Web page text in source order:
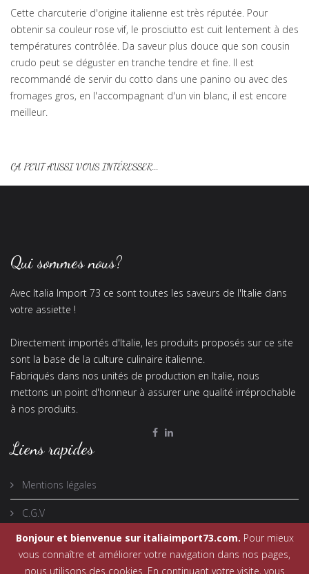
Cette charcuterie d'origine italienne est très réputée. Pour
obtenir sa couleur rose vif, le prosciutto est cuit lentement à des
températures contrôlée. Da saveur plus douce que son cousin
crudo peut se déguster en tranche tendre et fine. Il est
recommandé de servir du cotto dans une panino ou avec des
fromages gros, en l'accompagnant d'un vin blanc, il est encore
meilleur.
ÇA PEUT AUSSI VOUS INTÉRESSER...
Qui sommes nous?
Avec Italia Import 73 ce sont toutes les saveurs de l'Italie dans
votre assiette !
Directement importés d'Italie, les produits proposés sur ce site
sont la base de la culture culinaire italienne.
Fabriqués dans nos unités de production en Italie, nous
mettons un point d'honneur à assurer une qualité irréprochable
à nos produits.
Liens rapides
Mentions légales
C.G.V
Bonjour et bienvenue sur italiaimport73.com. Pour mieux
vous connaître et améliorer votre navigation dans nos pages,
nous utilisons des cookies. En continuant votre visite, vous